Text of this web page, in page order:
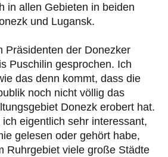
in allen Gebieten in beiden
und Lugansk.
Präsidenten der Donezker
Puschilin gesprochen. Ich
das denn kommt, dass die
noch nicht völlig das
Donezk erobert hat.
eigentlich sehr interessant,
gelesen oder gehört habe,
Ruhrgebiet viele große Städte